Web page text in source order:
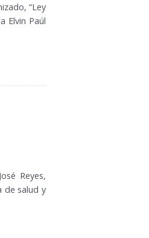
“Ley
Elvin Paúl
Reyes,
de salud y